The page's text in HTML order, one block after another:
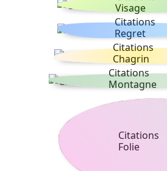
Visage
Citations
Regret
Citations
Chagrin
Citations
Montagne
Citations
Folie